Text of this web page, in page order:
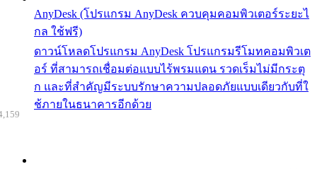
AnyDesk (โปรแกรม AnyDesk ควบคุมคอมพิวเตอร์ระยะไ
กล ใช้ฟรี)
ดาวน์โหลดโปรแกรม AnyDesk โปรแกรมรีโมทคอมพิวเต
อร์ ที่สามารถเชื่อมต่อแบบไร้พรมแดน รวดเร็มไม่มีกระตุ
ก และที่สำคัญมีระบบรักษาความปลอดภัยแบบเดียวกับที่ใ
ช้ภายในธนาคารอีกด้วย